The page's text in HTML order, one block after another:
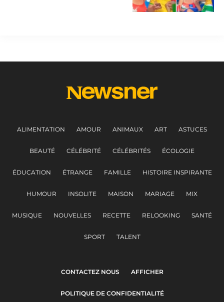
ALIMENTATION AMOUR ANIMAUX ART ASTUCES
BEAUTÉ CÉLÉBRITÉ CÉLÉBRITÉS ÉCOLOGIE
ÉDUCATION ÉTRANGE FAMILLE HISTOIRE INSPIRANTE
HUMOUR INSOLITE MAISON MARIAGE MIX
MUSIQUE NOUVELLES RECETTE RELOOKING SANTÉ
SPORT TALENT
CONTACTEZ NOUS AFFICHER
POLITIQUE DE CONFIDENTIALITÉ